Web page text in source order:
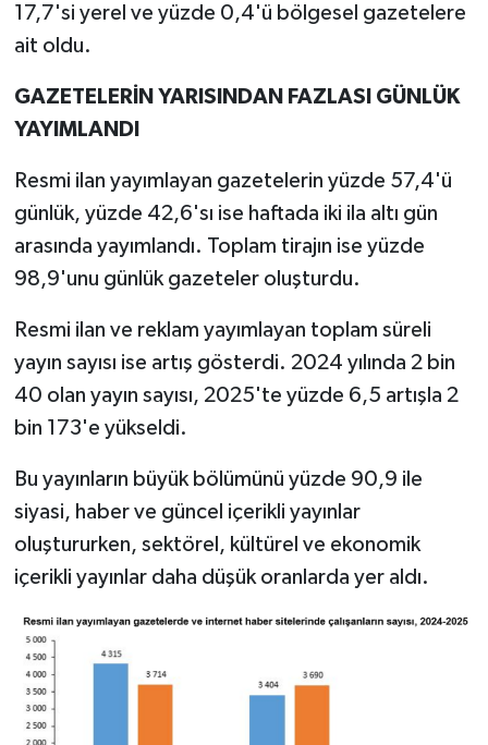
17,7'si yerel ve yüzde 0,4'ü bölgesel gazetelere
ait oldu.
GAZETELERİN YARISINDAN FAZLASI GÜNLÜK
YAYIMLANDI
Resmi ilan yayımlayan gazetelerin yüzde 57,4'ü
günlük, yüzde 42,6'sı ise haftada iki ila altı gün
arasında yayımlandı. Toplam tirajın ise yüzde
98,9'unu günlük gazeteler oluşturdu.
Resmi ilan ve reklam yayımlayan toplam süreli
yayın sayısı ise artış gösterdi. 2024 yılında 2 bin
40 olan yayın sayısı, 2025'te yüzde 6,5 artışla 2
bin 173'e yükseldi.
Bu yayınların büyük bölümünü yüzde 90,9 ile
siyasi, haber ve güncel içerikli yayınlar
oluştururken, sektörel, kültürel ve ekonomik
içerikli yayınlar daha düşük oranlarda yer aldı.